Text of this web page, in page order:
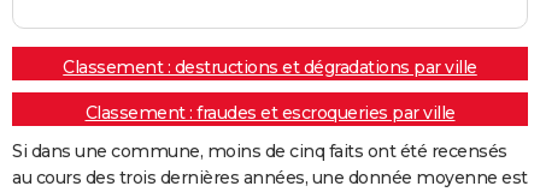
Classement : destructions et dégradations par ville
Classement : fraudes et escroqueries par ville
Si dans une commune, moins de cinq faits ont été recensés
au cours des trois dernières années, une donnée moyenne est